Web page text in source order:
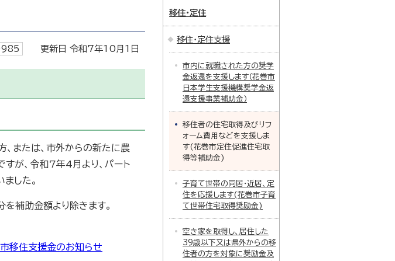
更新日 令和7年10月1日
、または、市外からの新たに農
が、令和7年4月より、パート
した。
補助金額より除きます。
移住支援金のお知らせ
移住・定住
移住・定住支援
市内に就職された方の奨学
金返還を支援します（花巻市
日本学生支援機構奨学金返
還支援事業補助金）
移住者の住宅取得及びリフ
ォーム費用などを支援しま
す(花巻市定住促進住宅取
得等補助金)
子育て世帯の同居・近居、定
住を応援します(花巻市子育
て世帯住宅取得奨励金)
空き家を取得し、居住した
39歳以下又は県外からの移
住者の方を対象に奨励金及